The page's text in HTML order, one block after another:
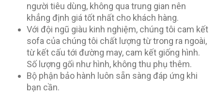
người tiêu dùng, không qua trung gian nên
khẳng định giá tốt nhất cho khách hàng.
Với đội ngũ giàu kinh nghiệm, chúng tôi cam kết
sofa của chúng tôi chất lượng từ trong ra ngoài,
từ kết cấu tới đường may, cam kết giống hình.
Số lượng gối như hình, không thu phụ thêm.
Bộ phận bảo hành luôn sẵn sàng đáp ứng khi
bạn cần.